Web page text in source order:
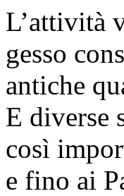
L’attività
gesso
antiche
E diverse
così
e fino ai